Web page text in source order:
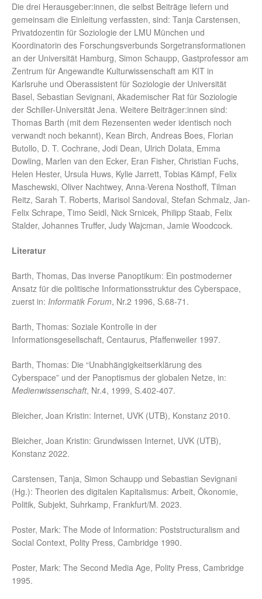
Die drei Herausgeber:innen, die selbst Beiträge liefern und
gemeinsam die Einleitung verfassten, sind: Tanja Carstensen,
Privatdozentin für Soziologie der LMU München und
Koordinatorin des Forschungsverbunds Sorgetransformationen
an der Universität Hamburg, Simon Schaupp, Gastprofessor am
Zentrum für Angewandte Kulturwissenschaft am KIT in
Karlsruhe und Oberassistent für Soziologie der Universität
Basel, Sebastian Sevignani, Akademischer Rat für Soziologie
der Schiller-Universität Jena. Weitere Beiträger:innen sind:
Thomas Barth (mit dem Rezensenten weder identisch noch
verwandt noch bekannt), Kean Birch, Andreas Boes, Florian
Butollo, D. T. Cochrane, Jodi Dean, Ulrich Dolata, Emma
Dowling, Marlen van den Ecker, Eran Fisher, Christian Fuchs,
Helen Hester, Ursula Huws, Kylie Jarrett, Tobias Kämpf, Felix
Maschewski, Oliver Nachtwey, Anna-Verena Nosthoff, Tilman
Reitz, Sarah T. Roberts, Marisol Sandoval, Stefan Schmalz, Jan-
Felix Schrape, Timo Seidl, Nick Srnicek, Philipp Staab, Felix
Stalder, Johannes Truffer, Judy Wajcman, Jamie Woodcock.
Literatur
Barth, Thomas, Das inverse Panoptikum: Ein postmoderner
Ansatz für die politische Informationsstruktur des Cyberspace,
zuerst in: Informatik Forum, Nr.2 1996, S.68-71.
Barth, Thomas: Soziale Kontrolle in der
Informationsgesellschaft, Centaurus, Pfaffenweiler 1997.
Barth, Thomas: Die “Unabhängigkeitserklärung des
Cyberspace” und der Panoptismus der globalen Netze, in:
Medienwissenschaft, Nr.4, 1999, S.402-407.
Bleicher, Joan Kristin: Internet, UVK (UTB), Konstanz 2010.
Bleicher, Joan Kristin: Grundwissen Internet, UVK (UTB),
Konstanz 2022.
Carstensen, Tanja, Simon Schaupp und Sebastian Sevignani
(Hg.): Theorien des digitalen Kapitalismus: Arbeit, Ökonomie,
Politik, Subjekt, Suhrkamp, Frankfurt/M. 2023.
Poster, Mark: The Mode of Information: Poststructuralism and
Social Context, Polity Press, Cambridge 1990.
Poster, Mark: The Second Media Age, Polity Press, Cambridge
1995.